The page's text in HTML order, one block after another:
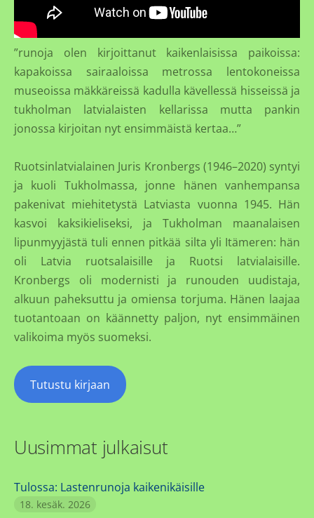
Uusimmat julkaisut
Tulossa: Lastenrunoja kaikenikäisille
18. kesäk. 2026
”runoja olen kirjoittanut kaikenlaisissa paikoissa:
kapakoissa sairaaloissa metrossa lentokoneissa
museoissa mäkkäreissä kadulla kävellessä hisseissä ja
tukholman latvialaisten kellarissa mutta pankin
jonossa kirjoitan nyt ensimmäistä kertaa…”
Ruotsinlatvialainen Juris Kronbergs (1946–2020) syntyi
ja kuoli Tukholmassa, jonne hänen vanhempansa
pakenivat miehitetystä Latviasta vuonna 1945. Hän
kasvoi kaksikieliseksi, ja Tukholman maanalaisen
lipunmyyjästä tuli ennen pitkää silta yli Itämeren: hän
oli Latvia ruotsalaisille ja Ruotsi latvialaisille.
Kronbergs oli modernisti ja runouden uudistaja,
alkuun paheksuttu ja omiensa torjuma. Hänen laajaa
tuotantoaan on käännetty paljon, nyt ensimmäinen
valikoima myös suomeksi.
Tutustu kirjaan